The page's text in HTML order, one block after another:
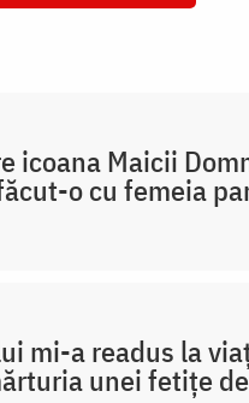
icoana Maicii
o cu femeia
mi-a readus la
unei fetițe